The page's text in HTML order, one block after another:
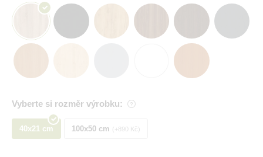
Vyberte si rozměr výrobku:
40x21 cm 100x50 cm +890 Kč